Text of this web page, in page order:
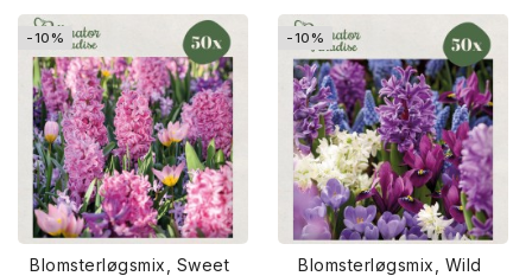
-10%
Blomsterløgsmix, Sweet
-10%
Blomsterløgsmix, Wild